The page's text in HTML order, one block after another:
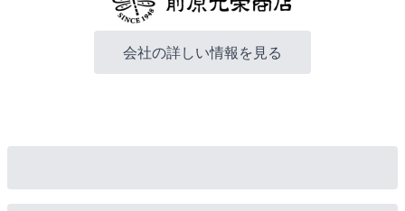
会社の詳しい情報を見る